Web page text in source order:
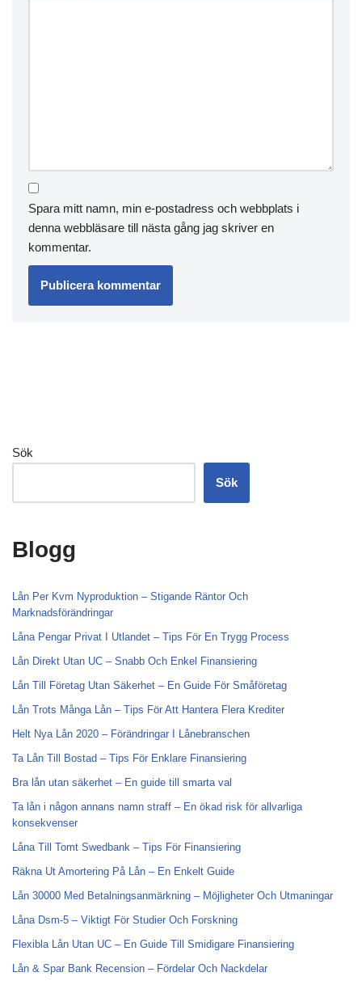
Spara mitt namn, min e-postadress och webbplats i
denna webbläsare till nästa gång jag skriver en
kommentar.
Sök
Sök
Blogg
Lån Per Kvm Nyproduktion – Stigande Räntor Och
Marknadsförändringar
Låna Pengar Privat I Utlandet – Tips För En Trygg Process
Lån Direkt Utan UC – Snabb Och Enkel Finansiering
Lån Till Företag Utan Säkerhet – En Guide För Småföretag
Lån Trots Många Lån – Tips För Att Hantera Flera Krediter
Helt Nya Lån 2020 – Förändringar I Lånebranschen
Ta Lån Till Bostad – Tips För Enklare Finansiering
Bra lån utan säkerhet – En guide till smarta val
Ta lån i någon annans namn straff – En ökad risk för allvarliga
konsekvenser
Låna Till Tomt Swedbank – Tips För Finansiering
Räkna Ut Amortering På Lån – En Enkelt Guide
Lån 30000 Med Betalningsanmärkning – Möjligheter Och Utmaningar
Låna Dsm-5 – Viktigt För Studier Och Forskning
Flexibla Lån Utan UC – En Guide Till Smidigare Finansiering
Lån & Spar Bank Recension – Fördelar Och Nackdelar